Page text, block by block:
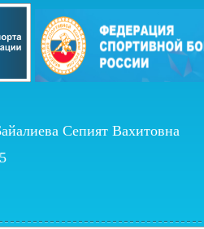
Сепият Вахитовна